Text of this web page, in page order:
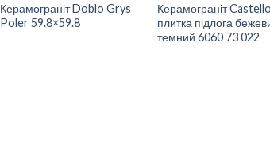
Керамограніт Doblo Grys
Poler 59.8×59.8
Керамограніт
плитка підлога
темний 6060 73 022